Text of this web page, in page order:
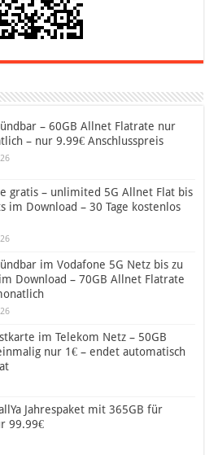
– 60GB Allnet Flatrate nur
– nur 9.99€ Anschlusspreis
gratis – unlimited 5G Allnet Flat bis
im Download – 30 Tage kostenlos
im Vodafone 5G Netz bis zu
Download – 70GB Allnet Flatrate
im Telekom Netz – 50GB
nur 1€ – endet automatisch
Jahrespaket mit 365GB für
99.99€